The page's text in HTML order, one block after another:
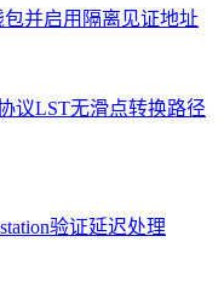
并启用隔离见证地址
议LST无滑点转换路径
验证延迟处理